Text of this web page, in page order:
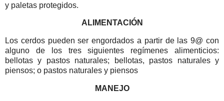
y paletas protegidos.
ALIMENTACIÓN
Los cerdos pueden ser engordados a partir de las 9@ con
alguno de los tres siguientes regímenes alimenticios:
bellotas y pastos naturales; bellotas, pastos naturales y
piensos; o pastos naturales y piensos
MANEJO